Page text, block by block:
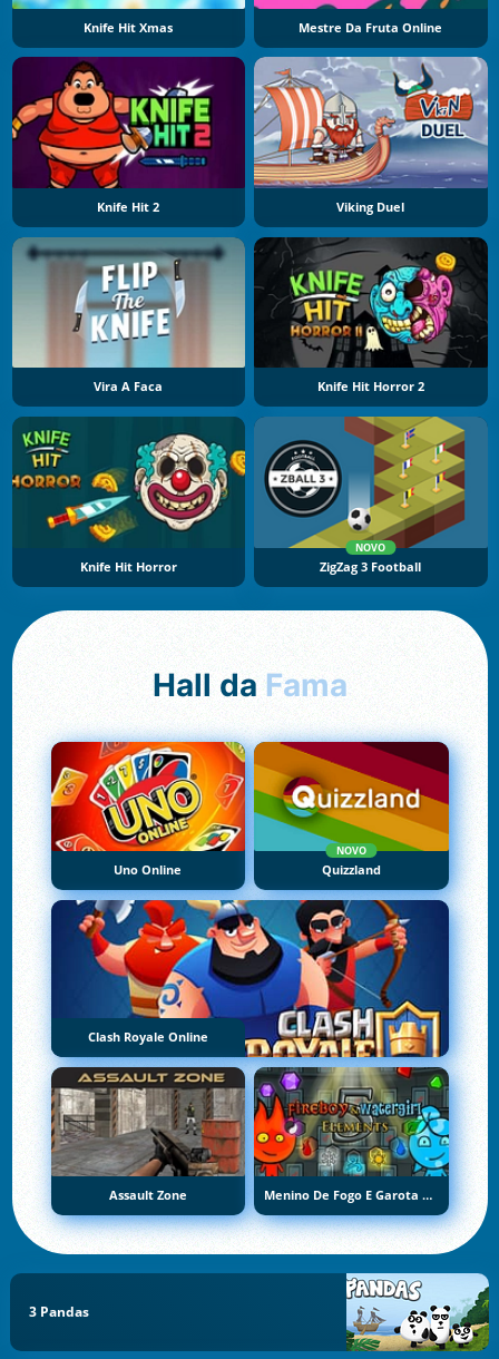
Knife Hit Xmas Mestre Da Fruta Online
Knife Hit 2 Viking Duel
Vira A Faca Knife Hit Horror 2
Knife Hit Horror
NOVO
ZigZag 3 Football
Hall da Fama
Uno Online
NOVO
Quizzland
Clash Royale Online
Assault Zone Menino De Fogo E Garota De Água 5: Elementos
3 Pandas